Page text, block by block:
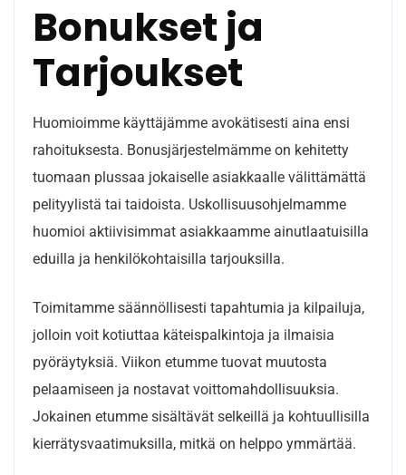
Bonukset ja
Tarjoukset
Huomioimme käyttäjämme avokätisesti aina ensi
rahoituksesta. Bonusjärjestelmämme on kehitetty
tuomaan plussaa jokaiselle asiakkaalle välittämättä
pelityylistä tai taidoista. Uskollisuusohjelmamme
huomioi aktiivisimmat asiakkaamme ainutlaatuisilla
eduilla ja henkilökohtaisilla tarjouksilla.
Toimitamme säännöllisesti tapahtumia ja kilpailuja,
jolloin voit kotiuttaa käteispalkintoja ja ilmaisia
pyöräytyksiä. Viikon etumme tuovat muutosta
pelaamiseen ja nostavat voittomahdollisuuksia.
Jokainen etumme sisältävät selkeillä ja kohtuullisilla
kierrätysvaatimuksilla, mitkä on helppo ymmärtää.